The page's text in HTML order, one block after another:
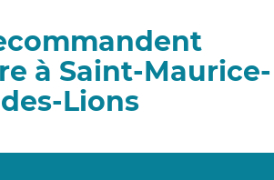
à Saint-Maurice-
des-Lions